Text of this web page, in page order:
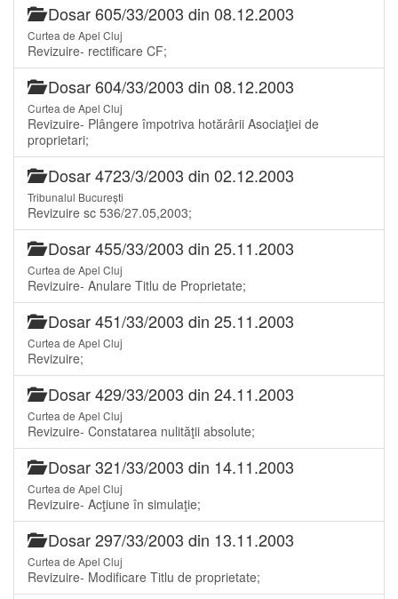
Dosar 605/33/2003 din 08.12.2003
Curtea de Apel Cluj
Revizuire- rectificare CF;
Dosar 604/33/2003 din 08.12.2003
Curtea de Apel Cluj
Revizuire- Plângere împotriva hotărârii Asociaţiei de
proprietari;
Dosar 4723/3/2003 din 02.12.2003
Tribunalul București
Revizuire sc 536/27.05,2003;
Dosar 455/33/2003 din 25.11.2003
Curtea de Apel Cluj
Revizuire- Anulare Titlu de Proprietate;
Dosar 451/33/2003 din 25.11.2003
Curtea de Apel Cluj
Revizuire;
Dosar 429/33/2003 din 24.11.2003
Curtea de Apel Cluj
Revizuire- Constatarea nulităţii absolute;
Dosar 321/33/2003 din 14.11.2003
Curtea de Apel Cluj
Revizuire- Acţiune în simulaţie;
Dosar 297/33/2003 din 13.11.2003
Curtea de Apel Cluj
Revizuire- Modificare Titlu de proprietate;